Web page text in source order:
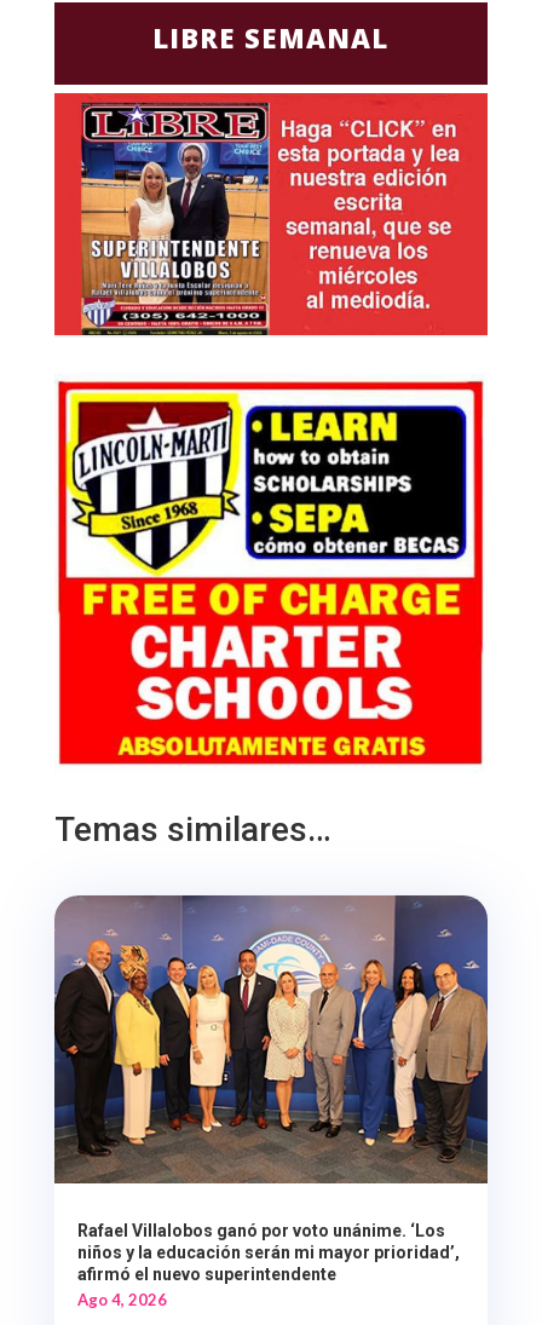
LIBRE SEMANAL
Temas similares…
Rafael Villalobos ganó por voto unánime. ‘Los
niños y la educación serán mi mayor prioridad’,
afirmó el nuevo superintendente
Ago 4, 2026